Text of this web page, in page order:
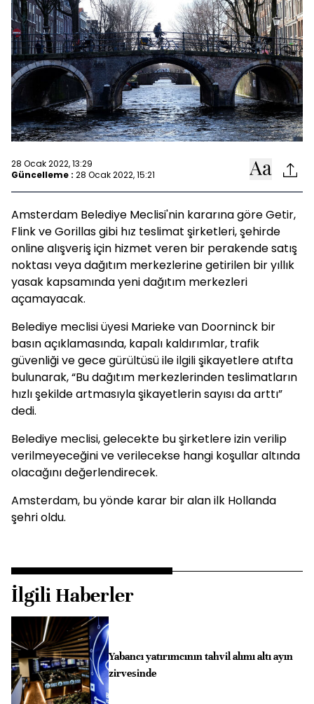
28 Ocak 2022, 13:29
Güncelleme : 28 Ocak 2022, 15:21
Amsterdam Belediye Meclisi'nin kararına göre Getir,
Flink ve Gorillas gibi hız teslimat şirketleri, şehirde
online alışveriş için hizmet veren bir perakende satış
noktası veya dağıtım merkezlerine getirilen bir yıllık
yasak kapsamında yeni dağıtım merkezleri
açamayacak.
Belediye meclisi üyesi Marieke van Doorninck bir
basın açıklamasında, kapalı kaldırımlar, trafik
güvenliği ve gece gürültüsü ile ilgili şikayetlere atıfta
bulunarak, “Bu dağıtım merkezlerinden teslimatların
hızlı şekilde artmasıyla şikayetlerin sayısı da arttı”
dedi.
Belediye meclisi, gelecekte bu şirketlere izin verilip
verilmeyeceğini ve verilecekse hangi koşullar altında
olacağını değerlendirecek.
Amsterdam, bu yönde karar bir alan ilk Hollanda
şehri oldu.
İlgili Haberler
Yabancı yatırımcının tahvil alımı altı ayın
zirvesinde